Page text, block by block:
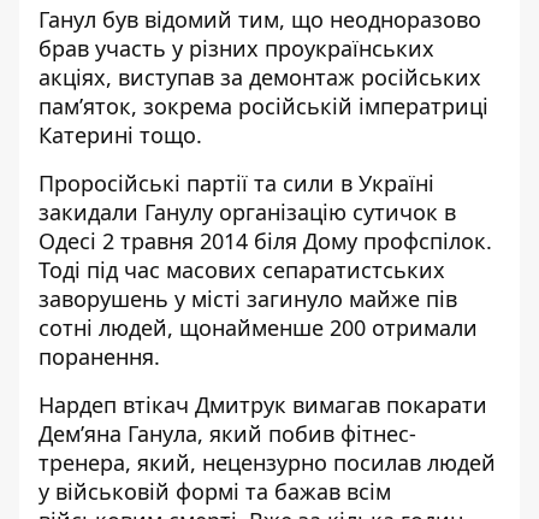
Ганул був відомий тим, що неодноразово
брав участь у різних проукраїнських
акціях, виступав за демонтаж російських
пам’яток, зокрема російській імператриці
Катерині тощо.
Проросійські партії та сили в Україні
закидали Ганулу організацію сутичок в
Одесі 2 травня 2014 біля Дому профспілок.
Тоді під час масових сепаратистських
заворушень у місті загинуло майже пів
сотні людей, щонайменше 200 отримали
поранення.
Нардеп втікач Дмитрук вимагав покарати
Дем’яна Ганула, який побив фітнес-
тренера, який, нецензурно посилав людей
у військовій формі та бажав всім